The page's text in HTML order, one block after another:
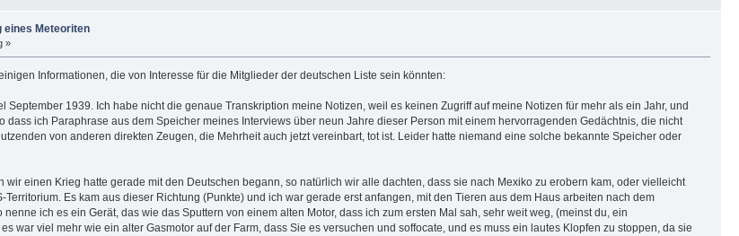
eines Meteoriten
»
Informationen, die von Interesse für die Mitglieder der deutschen Liste sein könnten:
September 1939. Ich habe nicht die genaue Transkription meine Notizen, weil es keinen Zugriff auf meine Notizen für mehr als ein Jahr, und
dass ich Paraphrase aus dem Speicher meines Interviews über neun Jahre dieser Person mit einem hervorragenden Gedächtnis, die nicht
von anderen direkten Zeugen, die Mehrheit auch jetzt vereinbart, tot ist. Leider hatte niemand eine solche bekannte Speicher oder
wir einen Krieg hatte gerade mit den Deutschen begann, so natürlich wir alle dachten, dass sie nach Mexiko zu erobern kam, oder vielleicht
Es kam aus dieser Richtung (Punkte) und ich war gerade erst anfangen, mit den Tieren aus dem Haus arbeiten nach dem
ich es ein Gerät, das wie das Sputtern von einem alten Motor, dass ich zum ersten Mal sah, sehr weit weg, (meinst du, ein
war viel mehr wie ein alter Gasmotor auf der Farm, dass Sie es versuchen und soffocate, und es muss ein lautes Klopfen zu stoppen, da sie